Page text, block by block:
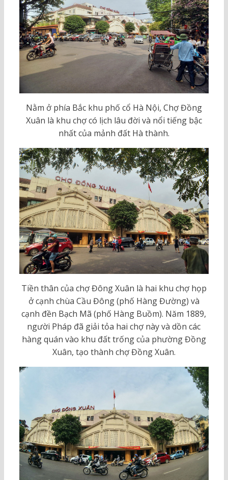
Nằm ở phía Bắc khu phố cổ Hà Nội, Chợ Đồng
Xuân là khu chợ có lịch lâu đời và nổi tiếng bậc
nhất của mảnh đất Hà thành.
Tiền thân của chợ Đông Xuân là hai khu chợ họp
ở cạnh chùa Cầu Đông (phố Hàng Đường) và
cạnh đền Bạch Mã (phố Hàng Buồm). Năm 1889,
người Pháp đã giải tỏa hai chợ này và dồn các
hàng quán vào khu đất trống của phường Đồng
Xuân, tạo thành chợ Đồng Xuân.